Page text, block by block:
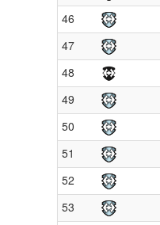
46
47
48
49
50
51
52
53